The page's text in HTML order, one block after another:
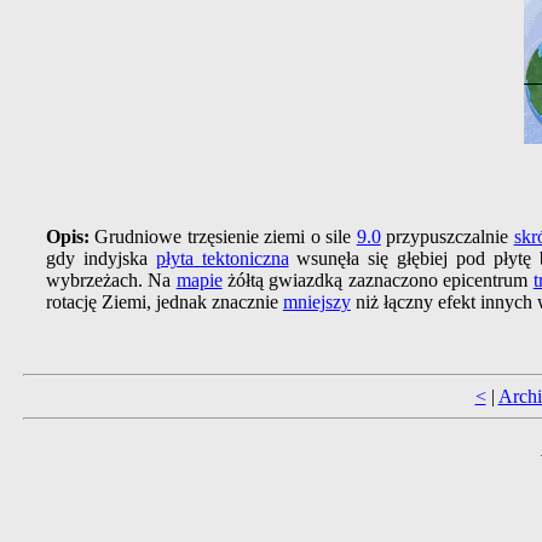
Opis:Grudniowe trzęsienie ziemi o sile 9.0przypuszczalnie
gdy indyjska płyta tektoniczna wsunęła się głębiej pod
wybrzeżach. Na mapieżółtą gwiazdką zaznaczono epicentrum
rotację Ziemi, jednak znacznie mniejszyniż łączny efekt innych
<|